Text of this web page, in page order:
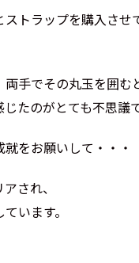
トラップを購入させ
手でその丸玉を囲む
たのがとても不思議
をお願いして・・・
され、
います。